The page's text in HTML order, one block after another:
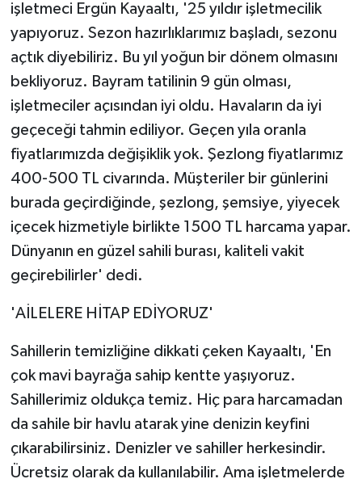
işletmeci Ergün Kayaaltı, '25 yıldır işletmecilik
yapıyoruz. Sezon hazırlıklarımız başladı, sezonu
açtık diyebiliriz. Bu yıl yoğun bir dönem olmasını
bekliyoruz. Bayram tatilinin 9 gün olması,
işletmeciler açısından iyi oldu. Havaların da iyi
geçeceği tahmin ediliyor. Geçen yıla oranla
fiyatlarımızda değişiklik yok. Şezlong fiyatlarımız
400-500 TL civarında. Müşteriler bir günlerini
burada geçirdiğinde, şezlong, şemsiye, yiyecek
içecek hizmetiyle birlikte 1500 TL harcama yapar.
Dünyanın en güzel sahili burası, kaliteli vakit
geçirebilirler' dedi.
'AİLELERE HİTAP EDİYORUZ'
Sahillerin temizliğine dikkati çeken Kayaaltı, 'En
çok mavi bayrağa sahip kentte yaşıyoruz.
Sahillerimiz oldukça temiz. Hiç para harcamadan
da sahile bir havlu atarak yine denizin keyfini
çıkarabilirsiniz. Denizler ve sahiller herkesindir.
Ücretsiz olarak da kullanılabilir. Ama işletmelerde